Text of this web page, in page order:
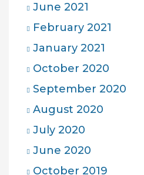
June 2021
February 2021
January 2021
October 2020
September 2020
August 2020
July 2020
June 2020
October 2019